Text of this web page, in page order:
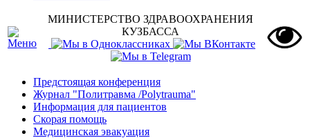
МИНИСТЕРСТВО ЗДРАВООХРАНЕНИЯ
КУЗБАССА
Предстоящая конференция
Журнал "Политравма /Polytrauma"
Информация для пациентов
Скорая помощь
Медицинская эвакуация